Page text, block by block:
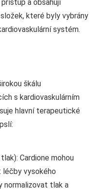
a obsahují
které byly vybrány
systém.
škálu
s kardiovaskulárním
hlavní terapeutické
Cardione mohou
léčby vysokého
normalizovat tlak a